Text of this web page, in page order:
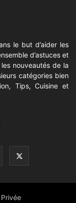
le but d’aider les
d’astuces et
nouveautés de la
catégories bien
Tips, Cuisine et